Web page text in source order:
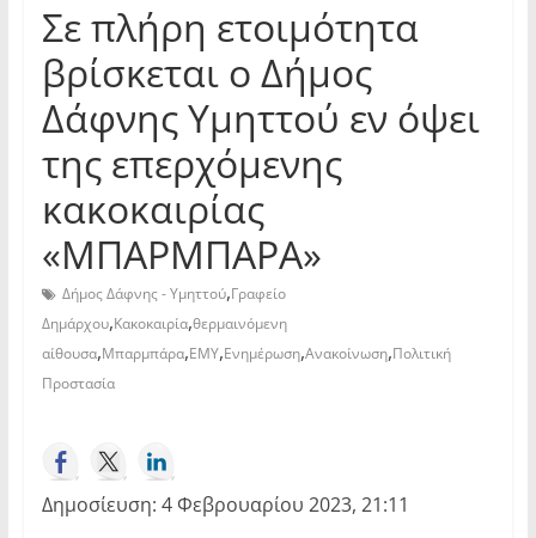
Σε πλήρη ετοιμότητα
βρίσκεται ο Δήμος
Δάφνης Υμηττού εν όψει
της επερχόμενης
κακοκαιρίας
«ΜΠΑΡΜΠΑΡΑ»
Δήμος Δάφνης - Υμηττού,Γραφείο
Δημάρχου,Κακοκαιρία,θερμαινόμενη
αίθουσα,Μπαρμπάρα,ΕΜΥ,Ενημέρωση,Ανακοίνωση,Πολιτική
Προστασία
Δημοσίευση: 4 Φεβρουαρίου 2023, 21:11